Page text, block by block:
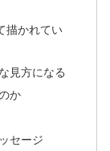
描かれてい
見方になる
か
セージ